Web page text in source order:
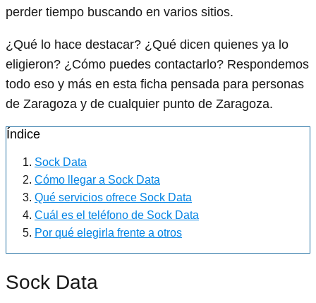
perder tiempo buscando en varios sitios.
¿Qué lo hace destacar? ¿Qué dicen quienes ya lo
eligieron? ¿Cómo puedes contactarlo? Respondemos
todo eso y más en esta ficha pensada para personas
de Zaragoza y de cualquier punto de Zaragoza.
Índice
Sock Data
Cómo llegar a Sock Data
Qué servicios ofrece Sock Data
Cuál es el teléfono de Sock Data
Por qué elegirla frente a otros
Sock Data